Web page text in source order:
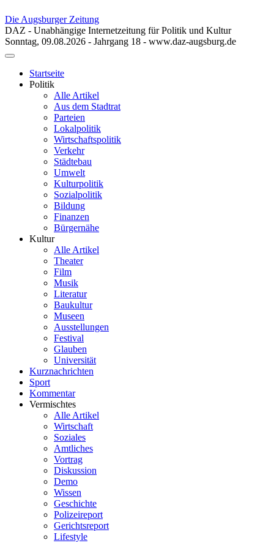
Die Augsburger Zeitung
DAZ - Unabhängige Internetzeitung für Politik und Kultur
Sonntag, 09.08.2026 - Jahrgang 18 - www.daz-augsburg.de
Toggle
navigationStartseite
Politik
Alle Artikel
Aus dem Stadtrat
Parteien
Lokalpolitik
Wirtschaftspolitik
Verkehr
Städtebau
Umwelt
Kulturpolitik
Sozialpolitik
Bildung
Finanzen
Bürgernähe
Kultur
Alle Artikel
Theater
Film
Musik
Literatur
Baukultur
Museen
Ausstellungen
Festival
Glauben
Universität
Kurznachrichten
Sport
Kommentar
Vermischtes
Alle Artikel
Wirtschaft
Soziales
Amtliches
Vortrag
Diskussion
Demo
Wissen
Geschichte
Polizeireport
Gerichtsreport
Lifestyle